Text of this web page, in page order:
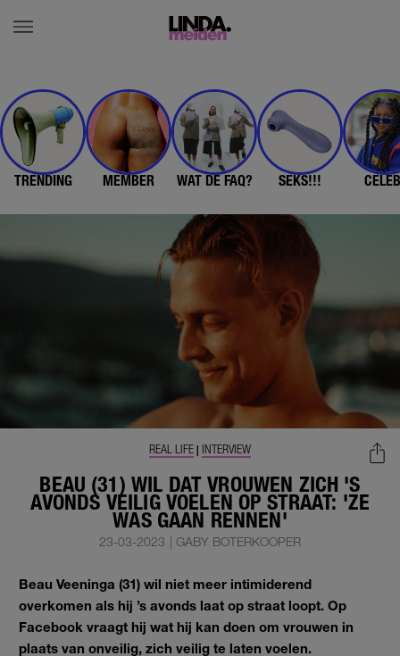
TRENDING MEMBER WAT DE FAQ? SEKS!!!
BEAU (31) WIL DAT VROUWEN ZICH 'S
AVONDS VEILIG VOELEN OP STRAAT: 'ZE
WAS GAAN RENNEN'
REAL LIFE | INTERVIEW
23-03-2023 | GABY BOTERKOOPER
Beau Veeninga (31) wil niet meer intimiderend
overkomen als hij ’s avonds laat op straat loopt. Op
Facebook vraagt hij wat hij kan doen om vrouwen in
plaats van onveilig, zich veilig te laten voelen.